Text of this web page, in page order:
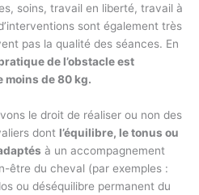
soins, travail en liberté, travail à
sont également très
pas la qualité des séances. En
de l’obstacle est
moins de 80 kg.
le droit de réaliser ou non des
dont l’équilibre, le tonus ou
à un accompagnement
être du cheval (par exemples :
ou déséquilibre permanent du